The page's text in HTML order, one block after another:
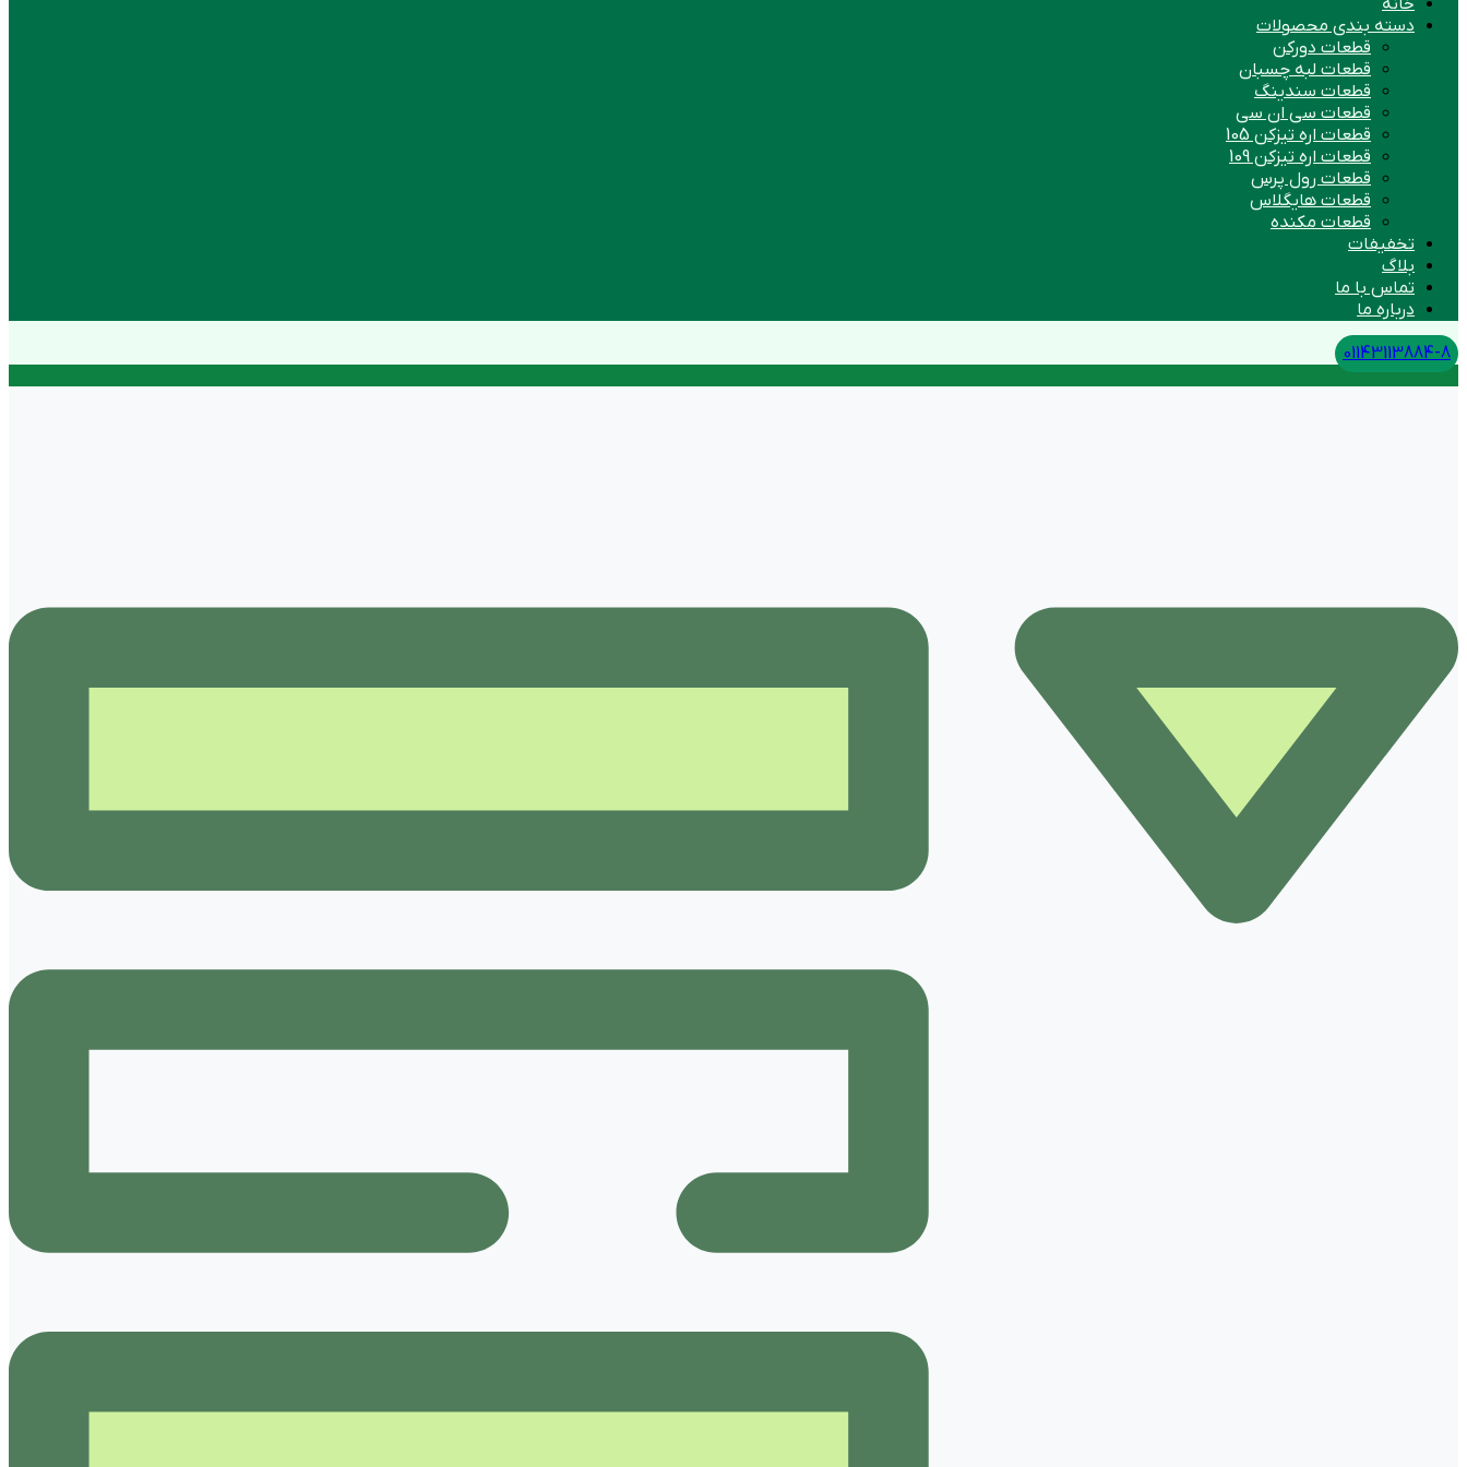
خانه
دسته بندی محصولات
قطعات دورکن
قطعات لبه چسبان
قطعات سندینگ
قطعات سی ان سی
قطعات اره تیزکن 105
قطعات اره تیزکن 109
قطعات رول پرس
قطعات هایگلاس
قطعات مکنده
تخفیفات
بلاگ
تماس با ما
درباره ما
01143113884-8